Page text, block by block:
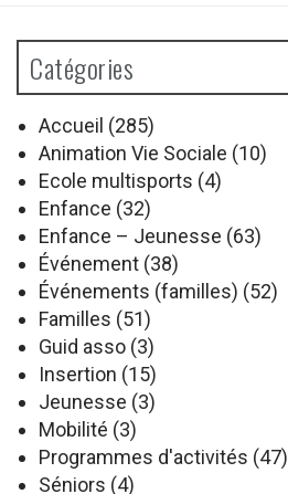
Catégories
Accueil (285)
Animation Vie Sociale (10)
Ecole multisports (4)
Enfance (32)
Enfance – Jeunesse (63)
Événement (38)
Événements (familles) (52)
Familles (51)
Guid asso (3)
Insertion (15)
Jeunesse (3)
Mobilité (3)
Programmes d'activités (47)
Séniors (4)